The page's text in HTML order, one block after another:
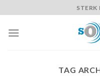
to
content
STERK
TAG